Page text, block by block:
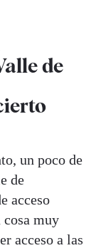
de
un poco de
de
acceso
cosa muy
acceso a las